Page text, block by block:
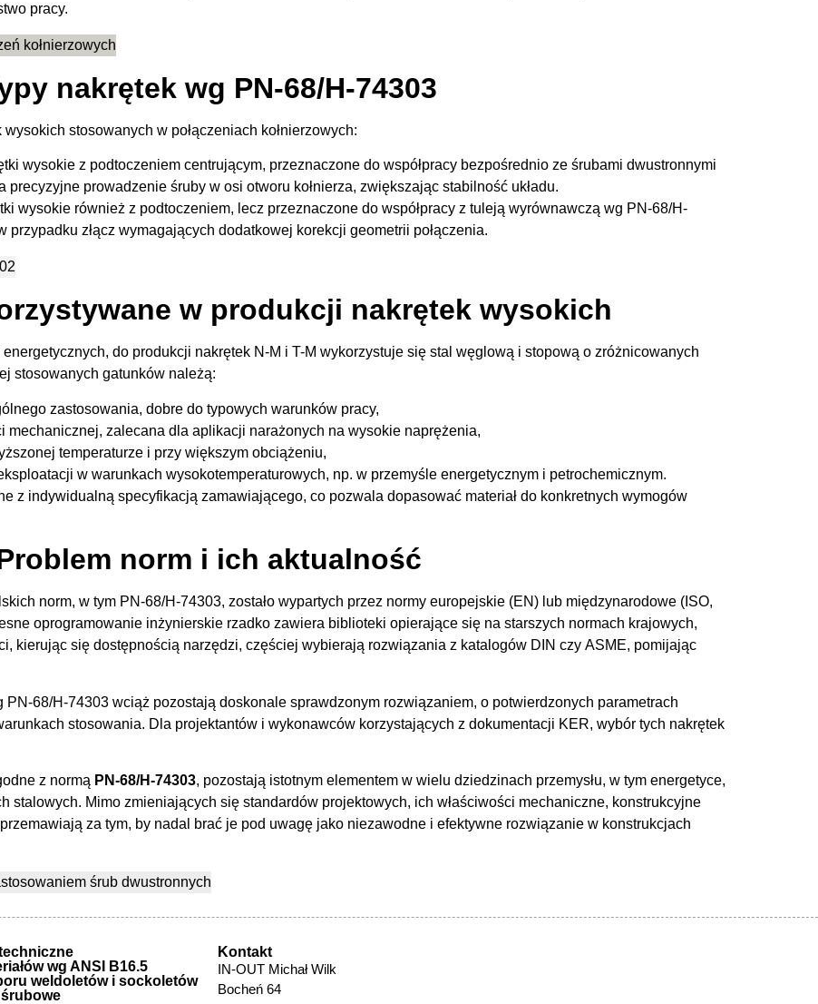
pracy.
nakrętek wg PN-68/H-74303
stosowanych w połączeniach kołnierzowych:
wysokie z podtoczeniem centrującym, przeznaczone do współpracy bezpośrednio ze śrubami dwustronnymi
prowadzenie śruby w osi otworu kołnierza, zwiększając stabilność układu.
wysokie również z podtoczeniem, lecz przeznaczone do współpracy z tuleją wyrównawczą wg PN-68/H-
złącz wymagających dodatkowej korekcji geometrii połączenia.
w produkcji nakrętek wysokich
do produkcji nakrętek N-M i T-M wykorzystuje się stal węglową i stopową o zróżnicowanych
stosowanych gatunków należą:
zastosowania, dobre do typowych warunków pracy,
mechanicznej, zalecana dla aplikacji narażonych na wysokie naprężenia,
temperaturze i przy większym obciążeniu,
w warunkach wysokotemperaturowych, np. w przemyśle energetycznym i petrochemicznym.
z indywidualną specyfikacją zamawiającego, co pozwala dopasować materiał do konkretnych wymogów
norm i ich aktualność
norm, w tym PN-68/H-74303, zostało wypartych przez normy europejskie (EN) lub międzynarodowe (ISO,
oprogramowanie inżynierskie rzadko zawiera biblioteki opierające się na starszych normach krajowych,
kierując się dostępnością narzędzi, częściej wybierają rozwiązania z katalogów DIN czy ASME, pomijając
68/H-74303 wciąż pozostają doskonale sprawdzonym rozwiązaniem, o potwierdzonych parametrach
stosowania. Dla projektantów i wykonawców korzystających z dokumentacji KER, wybór tych nakrętek
z normą PN-68/H-74303, pozostają istotnym elementem w wielu dziedzinach przemysłu, w tym energetyce,
stalowych. Mimo zmieniających się standardów projektowych, ich właściwości mechaniczne, konstrukcyjne
za tym, by nadal brać je pod uwagę jako niezawodne i efektywne rozwiązanie w konstrukcjach
wg ANSI B16.5
weldoletów i sockoletów
śrubowe
Kontakt
IN-OUT Michał Wilk
Bocheń 64